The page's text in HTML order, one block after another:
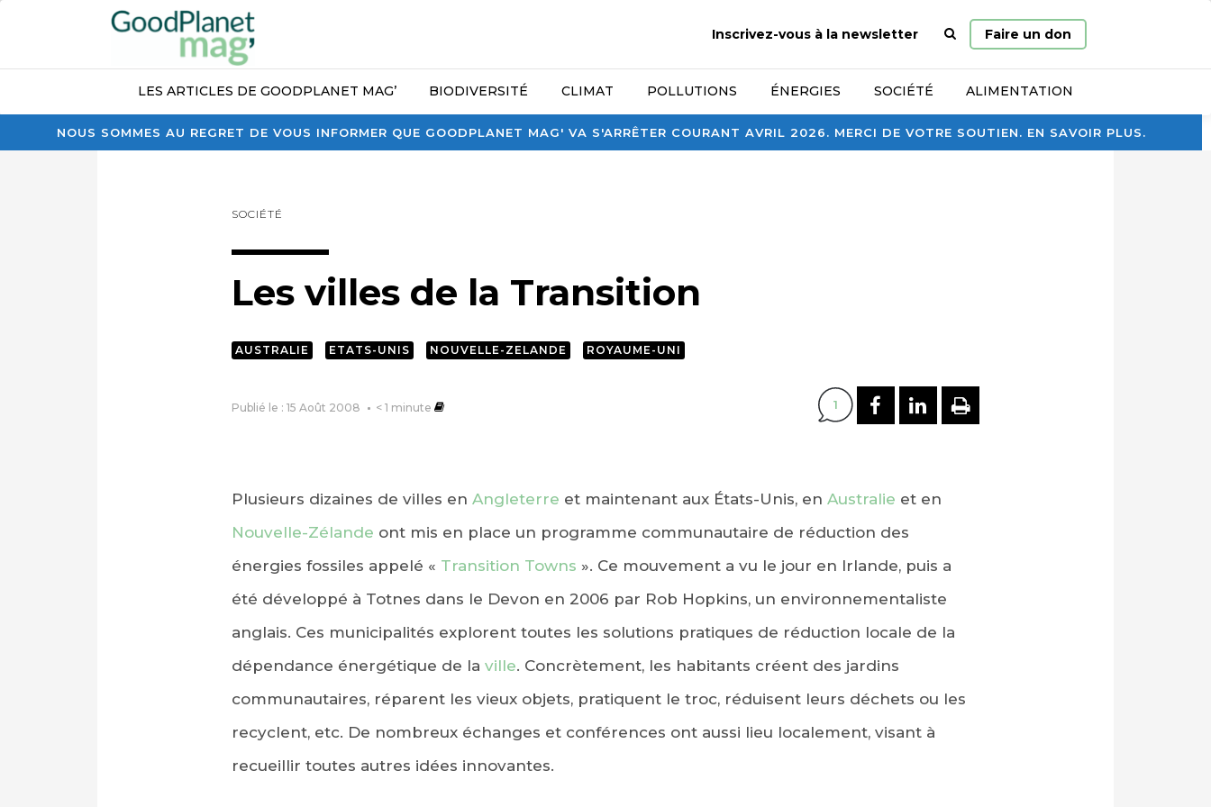
NOUS SOMMES AU REGRET DE VOUS INFORMER QUE GOODPLANET MAG' VA S'ARRÊTER COURANT AVRIL 2026. MERCI DE VOTRE SOUTIEN. EN SAVOIR PLUS.
Inscrivez-vous à la newsletter
Page
d’accueil
Faire un don
LES ARTICLES DE GOODPLANET MAG’ BIODIVERSITÉ CLIMAT POLLUTIONS ÉNERGIES SOCIÉTÉ ALIMENTATION
SOCIÉTÉ
Les villes de la Transition
AUSTRALIE ETATS-UNIS NOUVELLE-ZELANDE ROYAUME-UNI
Publié le : 15 Août 2008 < 1 minute 1 PARTAGER SUR FACEBOOK
PARTAGER SUR
IMPRIMER
Plusieurs dizaines de villes en Angleterre et maintenant aux États-Unis, en Australie et en
Nouvelle-Zélande ont mis en place un programme communautaire de réduction des
énergies fossiles appelé « Transition Towns ». Ce mouvement a vu le jour en Irlande, puis a
été développé à Totnes dans le Devon en 2006 par Rob Hopkins, un environnementaliste
anglais. Ces municipalités explorent toutes les solutions pratiques de réduction locale de la
dépendance énergétique de la ville. Concrètement, les habitants créent des jardins
communautaires, réparent les vieux objets, pratiquent le troc, réduisent leurs déchets ou les
recyclent, etc. De nombreux échanges et conférences ont aussi lieu localement, visant à
recueillir toutes autres idées innovantes.